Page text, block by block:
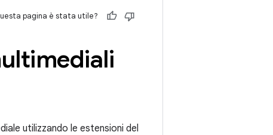
pagina è stata utile?
utilizzando le estensioni del